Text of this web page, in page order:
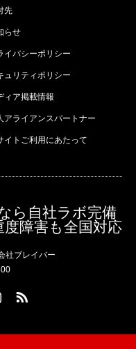
先
らせ
イバシーポリシー
ュリティポリシー
ィア掲載情報
アライアンスパートナー
イトご利用にあたって
ら自社ラボ完備
障害も全国対応
社ブレイバー